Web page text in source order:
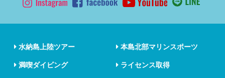
水納島上陸ツアー 本島北部マリンスポーツ
満喫ダイビング ライセンス取得